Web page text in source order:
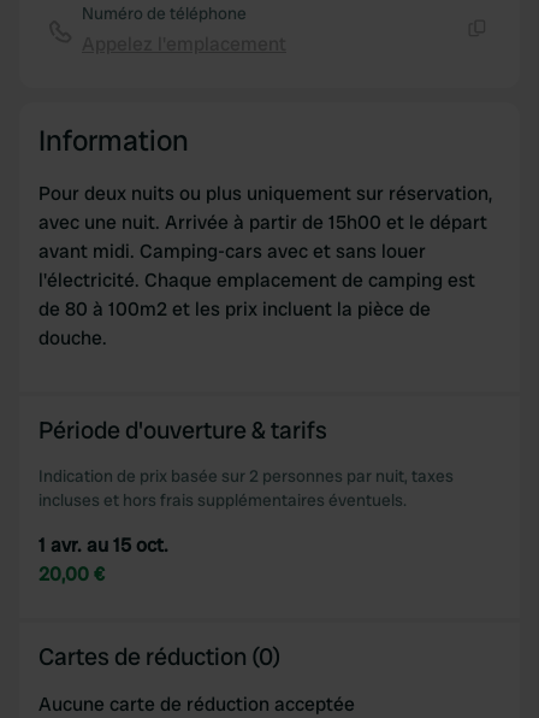
Numéro de téléphone
Information
Pour deux nuits ou plus uniquement sur réservation,
avec une nuit. Arrivée à partir de 15h00 et le départ
avant midi. Camping-cars avec et sans louer
l'électricité. Chaque emplacement de camping est
de 80 à 100m2 et les prix incluent la pièce de
douche.
Période d'ouverture & tarifs
Indication de prix basée sur 2 personnes par nuit, taxes
incluses et hors frais supplémentaires éventuels.
1 avr. au 15 oct.
20,00 €
Cartes de réduction (0)
Aucune carte de réduction acceptée